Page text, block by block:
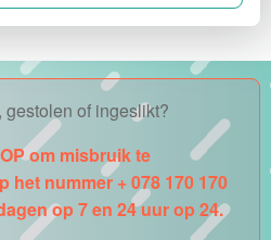
gestolen of ingeslikt?
om misbruik te
het nummer + 078 170 170
op 7 en 24 uur op 24.